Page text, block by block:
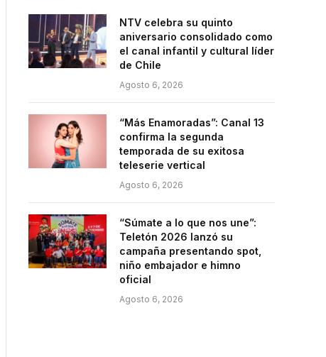
NTV celebra su quinto
aniversario consolidado como
el canal infantil y cultural líder
de Chile
Agosto 6, 2026
“Más Enamoradas”: Canal 13
confirma la segunda
temporada de su exitosa
teleserie vertical
Agosto 6, 2026
“Súmate a lo que nos une”:
Teletón 2026 lanzó su
campaña presentando spot,
niño embajador e himno
oficial
Agosto 6, 2026